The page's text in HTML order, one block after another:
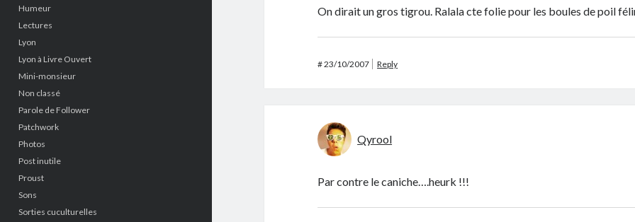
Humeur
Lectures
Lyon
Lyon à Livre Ouvert
Mini-monsieur
Non classé
Parole de Follower
Patchwork
Photos
Post inutile
Proust
Sons
Sorties cuculturelles
On dirait un gros tigrou. Ralala cte folie pour les boules de poil
#23/10/2007 Reply
Qyrool
Par contre le caniche….heurk !!!